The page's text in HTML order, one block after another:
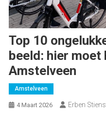
Top 10
beeld: hier moet
Amstelveen
Amstelveen
4 Maart 2026 Erben